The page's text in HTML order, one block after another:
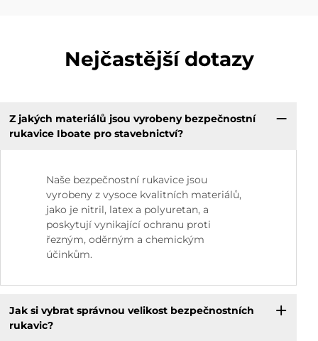
Nejčastější dotazy
Z jakých materiálů jsou vyrobeny bezpečnostní
rukavice Iboate pro stavebnictví?
Naše bezpečnostní rukavice jsou
vyrobeny z vysoce kvalitních materiálů,
jako je nitril, latex a polyuretan, a
poskytují vynikající ochranu proti
řezným, oděrným a chemickým
účinkům.
Jak si vybrat správnou velikost bezpečnostních
rukavic?